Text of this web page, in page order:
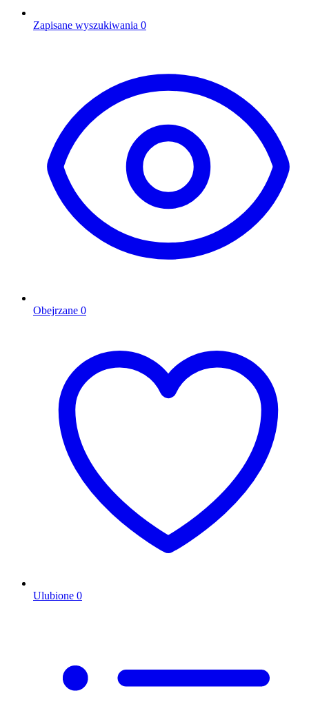
Zapisane wyszukiwania 0
Obejrzane 0
Ulubione 0